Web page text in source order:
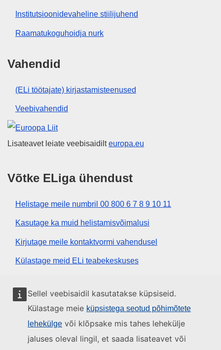
Sellel veebisaidil kasutatakse küpsiseid.
Külastage meie küpsistega seotud põhimõtete
lehekülge või klõpsake mis tahes lehekülje
jaluses oleval lingil, et saada lisateavet või
Institutsioonidevaheline stiilijuhend
Raamatukoguhoidja nurk
Vahendid
(ELi töötajate) kirjastamisteenused
Veebivahendid
Euroopa Liit
Lisateavet leiate veebisaidilteuropa.eu
Võtke ELiga ühendust
Helistage meile numbril 00 800 6 7 8 9 10 11
Kasutage ka muid helistamisvõimalusi
Kirjutage meile kontaktvormi vahendusel
Külastage meid ELi teabekeskuses
Sotsiaalmeedia
ELi institutsioonid ja asutused